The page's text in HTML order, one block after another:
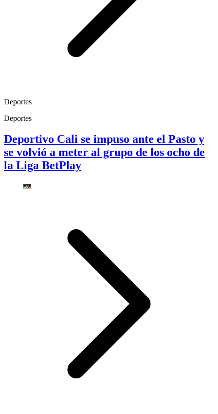
Deportes
Deportes
Deportivo Cali se impuso ante el Pasto y
se volvió a meter al grupo de los ocho de
la Liga BetPlay